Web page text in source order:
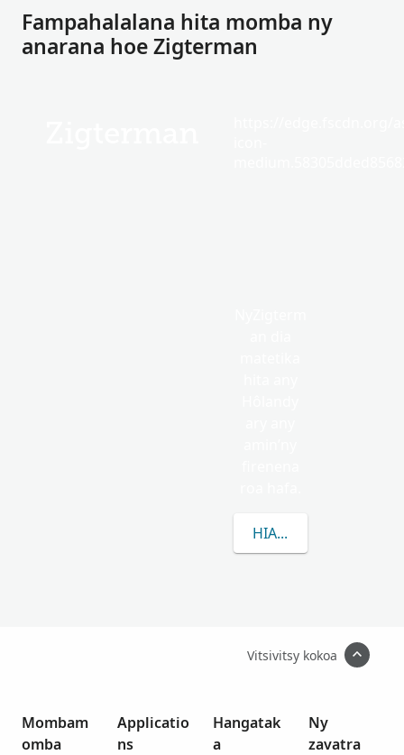
Fampahalalana hita momba ny
anarana hoe Zigterman
HIANATRA MISIMISY
Vitsivitsy kokoa
Mombam
omba
Applicatio
ns
Hangatak
a
Ny
zavatra